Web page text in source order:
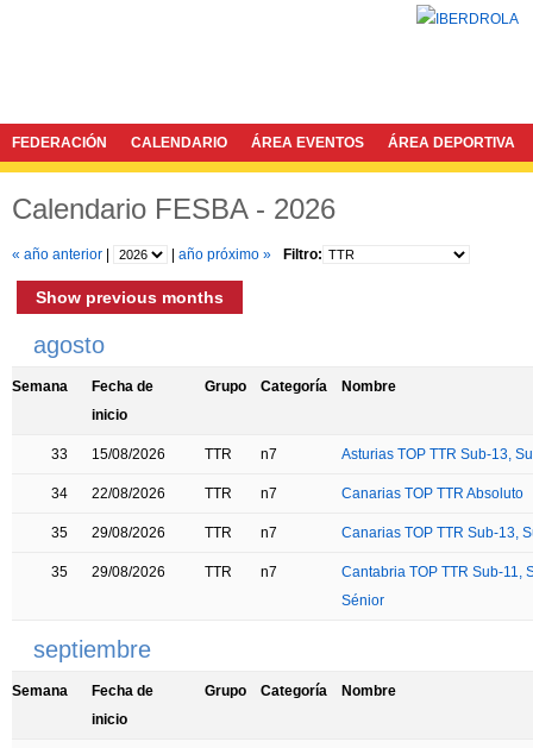
FEDERACIÓN CALENDARIO ÁREA EVENTOS ÁREA DEPORTIVA
Calendario FESBA - 2026
« año anterior año próximo » Filtro:
Show previous months
agosto
Semana
Fecha de
inicio
Grupo Categoría Nombre
33 15/08/2026 TTR n7 Asturias TOP TTR Sub-13,
34 22/08/2026 TTR n7 Canarias TOP TTR Absoluto
35 29/08/2026 TTR n7 Canarias TOP TTR Sub-13,
35 29/08/2026 TTR n7
Cantabria TOP TTR Sub-11,
Sénior
septiembre
Semana
Fecha de
inicio
Grupo Categoría Nombre